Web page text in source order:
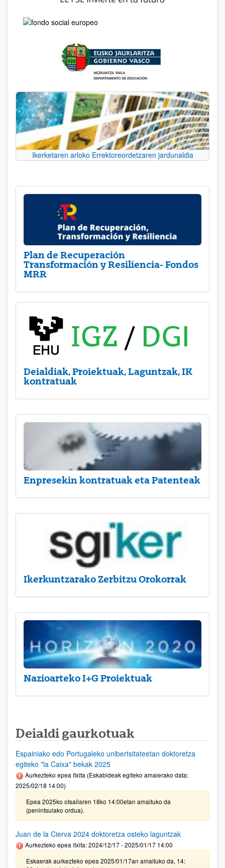
Ikerketaren arloko Errektoreordetzaren jardunaldia
Plan de Recuperación
Transformación y Resiliencia- Fondos
MRR
Deialdiak, Proiektuak, Laguntzak, IK
kontratuak
Enpresekin kontratuak eta Patenteak
Ikerkuntzarako Zerbitzu Orokorrak
Nazioarteko I+G Proiektuak
Deialdi gaurkotuak
Espainiako edo Portugaleko unibertsitateetan doktoretza
egiteko "la Caixa" bekak 2025
Aurkezteko epea itxita (Eskabideak egiteko amaierako data:
2025/02/18 14:00)
Epea 2025ko otsailaren 18ko 14:00etan amaituko da
(penintsulako ordua).
Juan de la Cierva 2024 doktoretza osteko laguntzak
Aurkezteko epea itxita: 2024/12/17 - 2025/01/17 14:00
Eskaerak aurkezteko epea 2025/01/17an amaituko da, 14: